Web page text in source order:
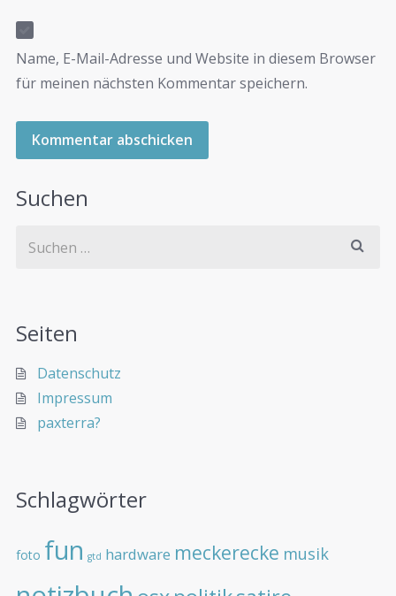
Name, E-Mail-Adresse und Website in diesem Browser
für meinen nächsten Kommentar speichern.
Suchen
Seiten
Datenschutz
Impressum
paxterra?
Schlagwörter
foto fun gtd hardware meckerecke musik